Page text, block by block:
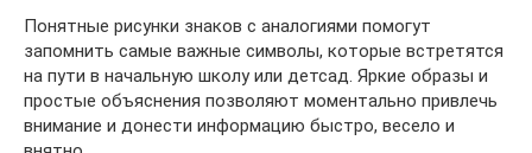
Понятные рисунки знаков с аналогиями помогут
запомнить самые важные символы, которые встретятся
на пути в начальную школу или детсад. Яркие образы и
простые объяснения позволяют моментально привлечь
внимание и донести информацию быстро, весело и